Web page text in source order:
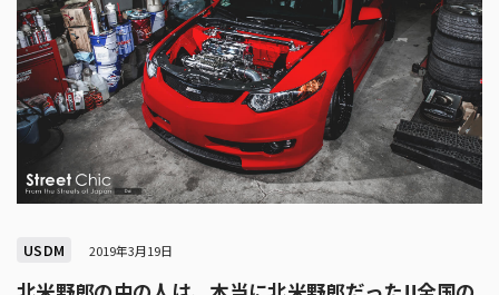
USDM 2019年3月19日